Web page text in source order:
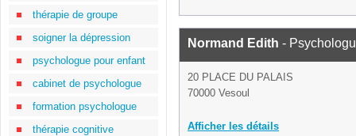
thérapie de groupe
soigner la dépression
psychologue pour enfant
cabinet de psychologue
formation psychologue
thérapie cognitive
Normand Edith -
20 PLACE DU PALAIS
70000 Vesoul
Afficher les détails